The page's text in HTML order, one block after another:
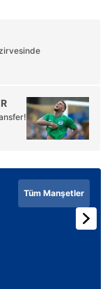
Tüm Manşetler